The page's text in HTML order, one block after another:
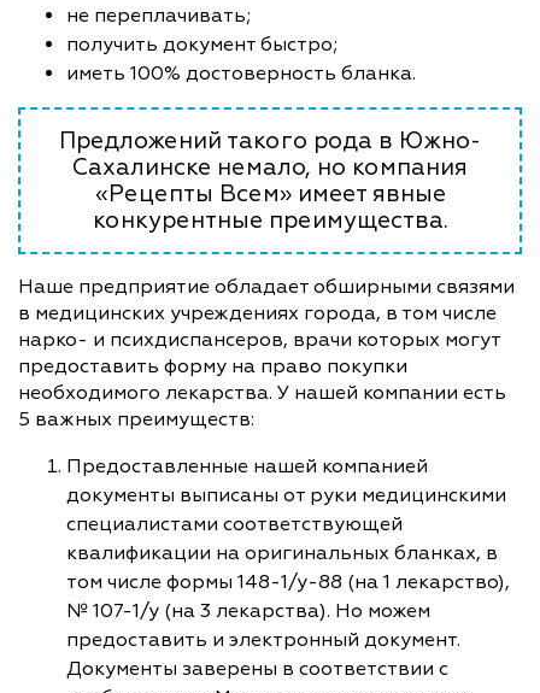
не переплачивать;
получить документ быстро;
иметь 100% достоверность бланка.
Предложений такого рода в Южно-
Сахалинске немало, но компания
«Рецепты Всем» имеет явные
конкурентные преимущества.
Наше предприятие обладает обширными связями
в медицинских учреждениях города, в том числе
нарко- и психдиспансеров, врачи которых могут
предоставить форму на право покупки
необходимого лекарства. У нашей компании есть
5 важных преимуществ:
Предоставленные нашей компанией
документы выписаны от руки медицинскими
специалистами соответствующей
квалификации на оригинальных бланках, в
том числе формы 148-1/у-88 (на 1 лекарство),
№ 107-1/у (на 3 лекарства). Но можем
предоставить и электронный документ.
Документы заверены в соответствии с